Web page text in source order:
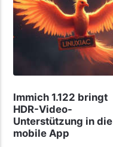
Immich 1.122 bringt
HDR-Video-
Unterstützung in die
mobile App